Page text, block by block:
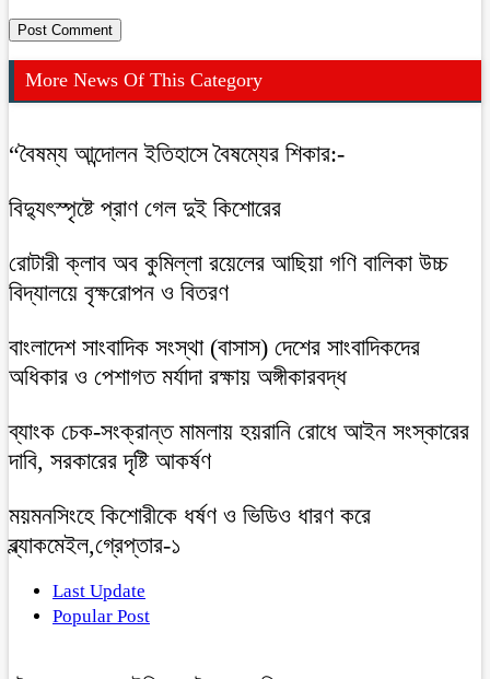
More News Of This Category
“বৈষম্য আন্দোলন ইতিহাসে বৈষম্যের শিকার:-
বিদ্যুৎস্পৃষ্টে প্রাণ গেল দুই কিশোরের
রোটারী ক্লাব অব কুমিল্লা রয়েলের আছিয়া গণি বালিকা উচ্চ
বিদ্যালয়ে বৃক্ষরোপন ও বিতরণ
বাংলাদেশ সাংবাদিক সংস্থা (বাসাস) দেশের সাংবাদিকদের
অধিকার ও পেশাগত মর্যাদা রক্ষায় অঙ্গীকারবদ্ধ
ব্যাংক চেক-সংক্রান্ত মামলায় হয়রানি রোধে আইন সংস্কারের
দাবি, সরকারের দৃষ্টি আকর্ষণ
ময়মনসিংহে কিশোরীকে ধর্ষণ ও ভিডিও ধারণ করে
ব্ল্যাকমেইল,গ্রেপ্তার-১
Last Update
Popular Post